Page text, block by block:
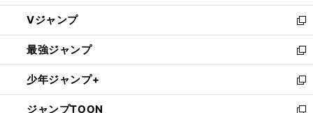
ウ
ィ
ン
ド
ウ
で
開
く
し
い
ウ
ィ
ン
ド
ウ
で
Vジャンプ
新
し
い
ウ
ィ
ン
ド
最強ジャンプ
新
し
い
ウ
少年ジャンプ+
新
し
ジャンプTOON